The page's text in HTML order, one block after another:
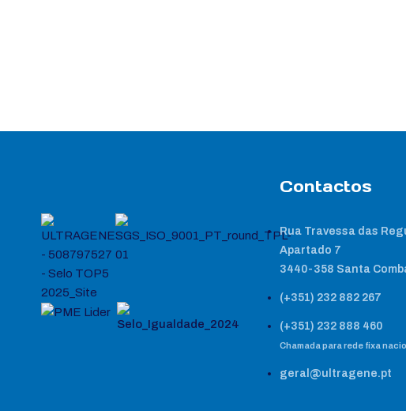
Contactos
Rua Travessa das
Apartado 7
3440-358 Santa
(+351) 232 882 267
(+351) 232 888 460
Chamada para rede fixa
geral@ultragene.pt